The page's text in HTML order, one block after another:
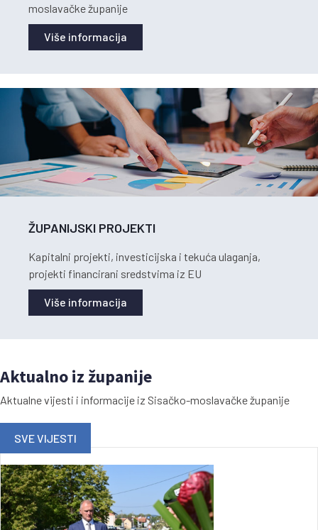
moslavačke županije
Više informacija
ŽUPANIJSKI PROJEKTI
Kapitalni projekti, investicijska i tekuća ulaganja,
projekti financirani sredstvima iz EU
Više informacija
Aktualno iz županije
Aktualne vijesti i informacije iz Sisačko-moslavačke županije
SVE VIJESTI